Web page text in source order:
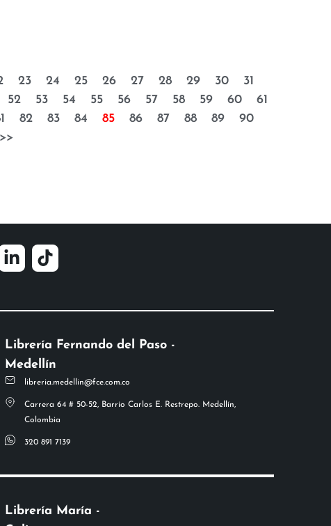
23 24 25 26 27 28 29 30
31
52 53 54 55 56 57 58 59 60
61
82 83 84 85 86 87 88 89
90
>>
Librería Fernando del Paso -
Medellín
libreria.medellin@fce.com.co
Carrera 64 # 50-52, Barrio Carlos E. Restrepo. Medellín,
Colombia
320 891 7139
Librería María -